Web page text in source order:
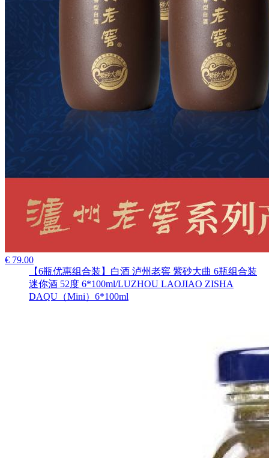
€ 79.00
【6瓶优惠组合装】白酒 泸州老窖 紫砂大曲 6瓶组合装
迷你酒 52度 6*100ml/LUZHOU LAOJIAO ZISHA
DAQU（Mini）6*100ml